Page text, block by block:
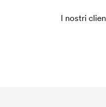
I nostri